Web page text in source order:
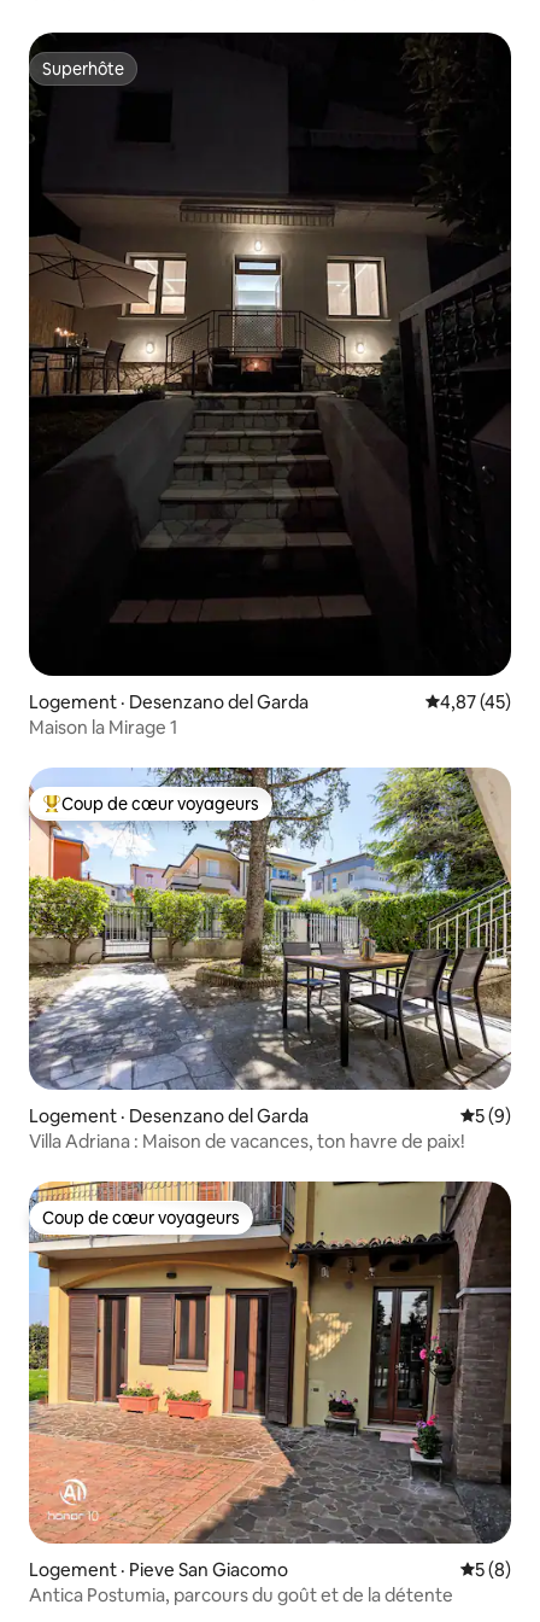
Superhôte
Superhôte
Logement · Desenzano del Garda Note
4,87 (45)
Maison la Mirage 1
Coup de cœur voyageurs parmi les plus aimés
Coup de cœur voyageurs
Logement · Desenzano del Garda Note
5 (9)
Villa Adriana : Maison de vacances, ton havre de paix!
Coup de cœur voyageurs
Coup de cœur voyageurs
Logement · Pieve San Giacomo Note
5 (8)
Antica Postumia, parcours du goût et de la détente